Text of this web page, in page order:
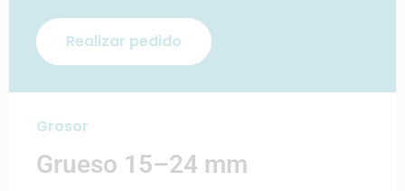
Realizar pedido
Grosor
Grueso 15–24 mm